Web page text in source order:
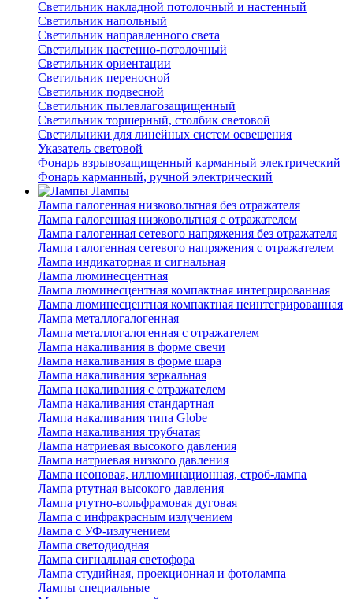
Светильник накладной потолочный и настенный
Светильник напольный
Светильник направленного света
Светильник настенно-потолочный
Светильник ориентации
Светильник переносной
Светильник подвесной
Светильник пылевлагозащищенный
Светильник торшерный, столбик световой
Светильники для линейных систем освещения
Указатель световой
Фонарь взрывозащищенный карманный электрический
Фонарь карманный, ручной электрический
Лампы
Лампа галогенная низковольтная без отражателя
Лампа галогенная низковольтная с отражателем
Лампа галогенная сетевого напряжения без отражателя
Лампа галогенная сетевого напряжения с отражателем
Лампа индикаторная и сигнальная
Лампа люминесцентная
Лампа люминесцентная компактная интегрированная
Лампа люминесцентная компактная неинтегрированная
Лампа металлогалогенная
Лампа металлогалогенная с отражателем
Лампа накаливания в форме свечи
Лампа накаливания в форме шара
Лампа накаливания зеркальная
Лампа накаливания с отражателем
Лампа накаливания стандартная
Лампа накаливания типа Globe
Лампа накаливания трубчатая
Лампа натриевая высокого давления
Лампа натриевая низкого давления
Лампа неоновая, иллюминационная, строб-лампа
Лампа ртутная высокого давления
Лампа ртутно-вольфрамовая дуговая
Лампа с инфракрасным излучением
Лампа с УФ-излучением
Лампа светодиодная
Лампа сигнальная светофора
Лампа студийная, проекционная и фотолампа
Лампы специальные